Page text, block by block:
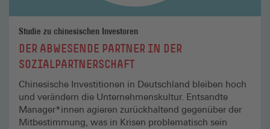
Studie zu chinesischen Investoren
DER ABWESENDE PARTNER IN DER
SOZIALPARTNERSCHAFT
Chinesische Investitionen in Deutschland bleiben hoch
und verändern die Unternehmenskultur. Entsandte
Manager*innen agieren zurückhaltend gegenüber der
Mitbestimmung, was in Krisen problematisch sein